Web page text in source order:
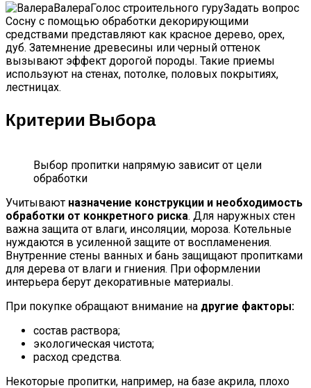
ВалераГолос строительного гуруЗадать вопрос
Сосну с помощью обработки декорирующими
средствами представляют как красное дерево, орех,
дуб. Затемнение древесины или черный оттенок
вызывают эффект дорогой породы. Такие приемы
используют на стенах, потолке, половых покрытиях,
лестницах.
Критерии Выбора
Выбор пропитки напрямую зависит от цели
обработки
Учитывают назначение конструкции и необходимость
обработки от конкретного риска. Для наружных стен
важна защита от влаги, инсоляции, мороза. Котельные
нуждаются в усиленной защите от воспламенения.
Внутренние стены ванных и бань защищают пропитками
для дерева от влаги и гниения. При оформлении
интерьера берут декоративные материалы.
При покупке обращают внимание на другие факторы:
состав раствора;
экологическая чистота;
расход средства.
Некоторые пропитки, например, на базе акрила, плохо